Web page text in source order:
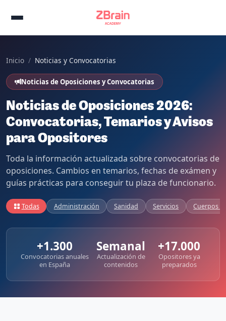
Inicio Noticias y Convocatorias
Noticias de Oposiciones y Convocatorias
Noticias de Oposiciones 2026:
Convocatorias, Temarios y Avisos
para Opositores
Toda la información actualizada sobre convocatorias de
oposiciones. Cambios en temarios, fechas de exámen y
guías prácticas para conseguir tu plaza de funcionario.
Todas Administración Sanidad Servicios Cuerpos
+1.300
Convocatorias anuales
en España
Semanal
Actualización de
contenidos
+17.000
Opositores ya
preparados